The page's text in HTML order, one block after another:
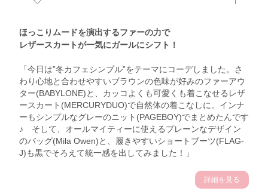
ほっこりムードを演出するファーの力で
レザースカートが一気にガールにシフト！
「今日は”冬カフェシンプル”をテーマにコーデしました。さ
わり心地と合わせやすいブラウンの色味が好みのファーアウ
ター(BABYLONE)と、カッコよくも可愛くも着こなせるレザ
ースカート(MERCURYDUO)で自然体の着こなしに。インナ
ーもシンプルなグレーのニット(PAGEBOY)でまとめたんです
♪ そして、オールマイティーに使えるプレーンなデザイン
のバッグ(Mila Owen)と、履きやすいショートブーツ(FLAG-
J)も黒でそろえて統一感を出してみました！」
詳細を見る